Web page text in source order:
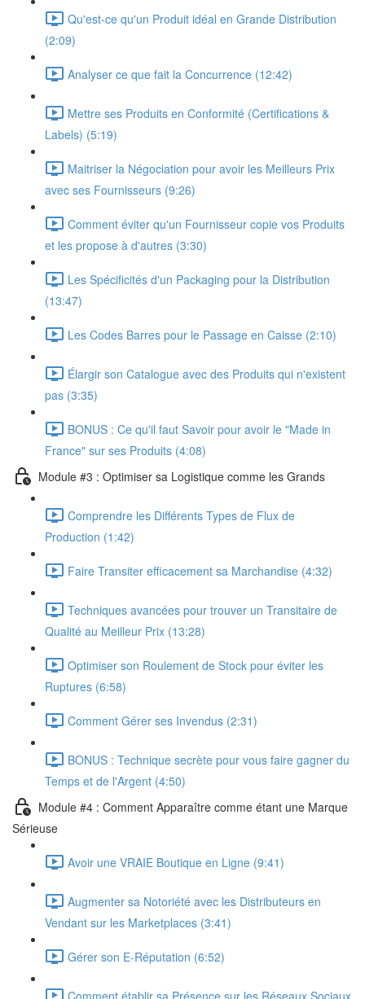
Qu'est-ce qu'un Produit idéal en Grande Distribution
(2:09)
Analyser ce que fait la Concurrence (12:42)
Mettre ses Produits en Conformité (Certifications &
Labels) (5:19)
Maitriser la Négociation pour avoir les Meilleurs Prix
avec ses Fournisseurs (9:26)
Comment éviter qu'un Fournisseur copie vos Produits
et les propose à d'autres (3:30)
Les Spécificités d'un Packaging pour la Distribution
(13:47)
Les Codes Barres pour le Passage en Caisse (2:10)
Élargir son Catalogue avec des Produits qui n'existent
pas (3:35)
BONUS : Ce qu'il faut Savoir pour avoir le "Made in
France" sur ses Produits (4:08)
Module #3 : Optimiser sa Logistique comme les Grands
Comprendre les Différents Types de Flux de
Production (1:42)
Faire Transiter efficacement sa Marchandise (4:32)
Techniques avancées pour trouver un Transitaire de
Qualité au Meilleur Prix (13:28)
Optimiser son Roulement de Stock pour éviter les
Ruptures (6:58)
Comment Gérer ses Invendus (2:31)
BONUS : Technique secrète pour vous faire gagner du
Temps et de l'Argent (4:50)
Module #4 : Comment Apparaître comme étant une Marque
Sérieuse
Avoir une VRAIE Boutique en Ligne (9:41)
Augmenter sa Notoriété avec les Distributeurs en
Vendant sur les Marketplaces (3:41)
Gérer son E-Réputation (6:52)
Comment établir sa Présence sur les Réseaux Sociaux